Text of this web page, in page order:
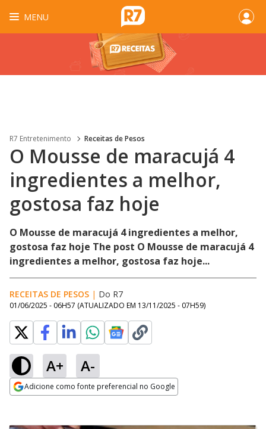
MENU
R7 Entretenimento Receitas de Pesos
O Mousse de maracujá 4
ingredientes a melhor,
gostosa faz hoje
O Mousse de maracujá 4 ingredientes a melhor,
gostosa faz hoje The post O Mousse de maracujá 4
ingredientes a melhor, gostosa faz hoje...
RECEITAS DE PESOS | Do R7
01/06/2025 - 06H57 (ATUALIZADO EM 13/11/2025 - 07H59)
A+ A-
Adicione como fonte preferencial no Google